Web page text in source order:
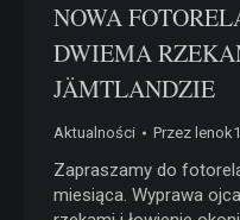
NOWA
DWIEMA
JÄMTLANDZIE
Aktualności Przez
Zapraszamy do
miesiąca. Wyprawa